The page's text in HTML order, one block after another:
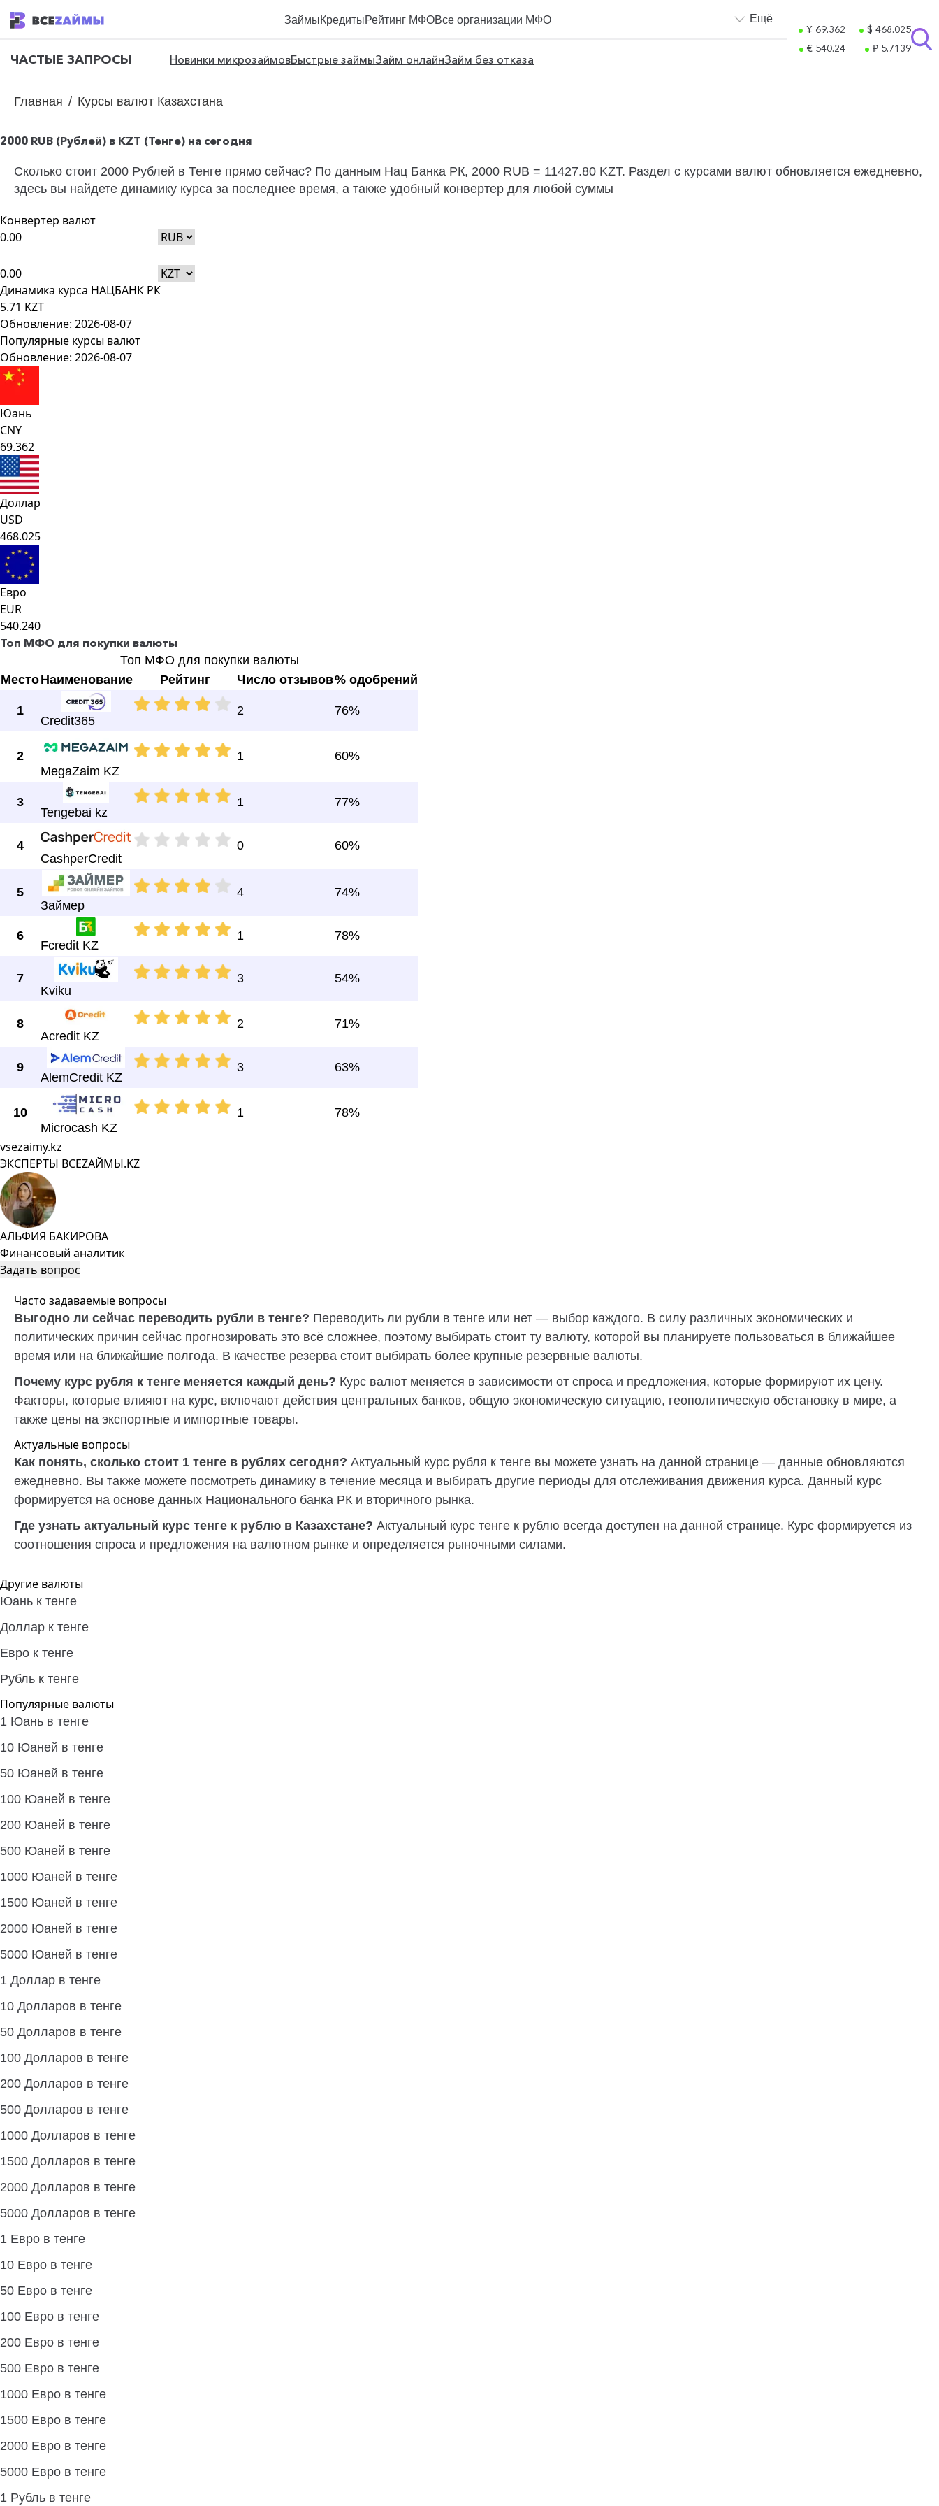
ЗаймыКредитыРейтинг МФОВсе организации МФО Ещё
ЧАСТЫЕ ЗАПРОСЫ Новинки микрозаймовБыстрые займыЗайм онлайнЗайм без отказа
¥ 69.362
$ 468.025
€ 540.24
₽ 5.7139
Главная / Курсы валют Казахстана
2000 RUB (Рублей) в KZT (Тенге) на сегодня
Сколько стоит 2000 Рублей в Тенге прямо сейчас? По данным Нац Банка РК, 2000 RUB = 11427.80 KZT. Раздел с курсами валют обновляется ежедневно,
здесь вы найдете динамику курса за последнее время, а также удобный конвертер для любой суммы
Конвертер валют
RUB
KZT
Динамика курса НАЦБАНК РК
5.71 KZT
Обновление: 2026-08-07
Популярные курсы валют
Обновление: 2026-08-07
Юань
CNY
69.362
Доллар
USD
468.025
Евро
EUR
540.240
Топ МФО для покупки валюты
Топ МФО для покупки валюты
МестоНаименование Рейтинг Число отзывов% одобрений
1
Credit365
2 76%
2
MegaZaim KZ
1 60%
3
Tengebai kz
1 77%
4
CashperCredit
0 60%
5
Займер
4 74%
6
Fcredit KZ
1 78%
7
Kviku
3 54%
8
Acredit KZ
2 71%
9
AlemCredit KZ
3 63%
10
Microcash KZ
1 78%
vsezaimy.kz
ЭКСПЕРТЫ ВСЕZAЙМЫ.KZ
АЛЬФИЯ БАКИРОВА
Финансовый аналитик
Задать вопрос
Часто задаваемые вопросы
Выгодно ли сейчас переводить рубли в тенге? Переводить ли рубли в тенге или нет — выбор каждого. В силу различных экономических и
политических причин сейчас прогнозировать это всё сложнее, поэтому выбирать стоит ту валюту, которой вы планируете пользоваться в ближайшее
время или на ближайшие полгода. В качестве резерва стоит выбирать более крупные резервные валюты.
Почему курс рубля к тенге меняется каждый день? Курс валют меняется в зависимости от спроса и предложения, которые формируют их цену.
Факторы, которые влияют на курс, включают действия центральных банков, общую экономическую ситуацию, геополитическую обстановку в мире, а
также цены на экспортные и импортные товары.
Актуальные вопросы
Как понять, сколько стоит 1 тенге в рублях сегодня? Актуальный курс рубля к тенге вы можете узнать на данной странице — данные обновляются
ежедневно. Вы также можете посмотреть динамику в течение месяца и выбирать другие периоды для отслеживания движения курса. Данный курс
формируется на основе данных Национального банка РК и вторичного рынка.
Где узнать актуальный курс тенге к рублю в Казахстане? Актуальный курс тенге к рублю всегда доступен на данной странице. Курс формируется из
соотношения спроса и предложения на валютном рынке и определяется рыночными силами.
Другие валюты
Юань к тенге
Доллар к тенге
Евро к тенге
Рубль к тенге
Популярные валюты
1 Юань в тенге
10 Юаней в тенге
50 Юаней в тенге
100 Юаней в тенге
200 Юаней в тенге
500 Юаней в тенге
1000 Юаней в тенге
1500 Юаней в тенге
2000 Юаней в тенге
5000 Юаней в тенге
1 Доллар в тенге
10 Долларов в тенге
50 Долларов в тенге
100 Долларов в тенге
200 Долларов в тенге
500 Долларов в тенге
1000 Долларов в тенге
1500 Долларов в тенге
2000 Долларов в тенге
5000 Долларов в тенге
1 Евро в тенге
10 Евро в тенге
50 Евро в тенге
100 Евро в тенге
200 Евро в тенге
500 Евро в тенге
1000 Евро в тенге
1500 Евро в тенге
2000 Евро в тенге
5000 Евро в тенге
1 Рубль в тенге